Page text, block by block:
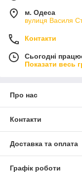
з головними
надійною, тому
На виробах не
Вироби є
недорого можна на
Flapmarket.
З яких
фланець?
м. Одеса
вулиця Василя
Контакти
Сьогодні
Показати весь
Про нас
Контакти
Доставка та оплата
Графік роботи